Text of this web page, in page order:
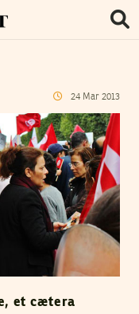
24 Mar 2013
et cætera